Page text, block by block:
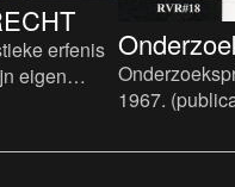
erfenis
eigen
1967.
journalist,